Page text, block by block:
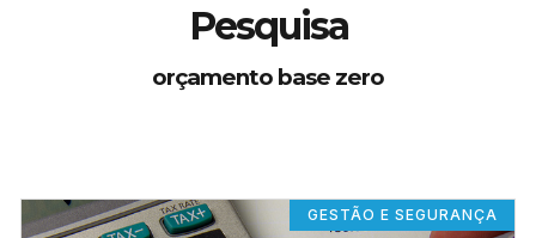
Pesquisa
orçamento base zero
GESTÃO E SEGURANÇA